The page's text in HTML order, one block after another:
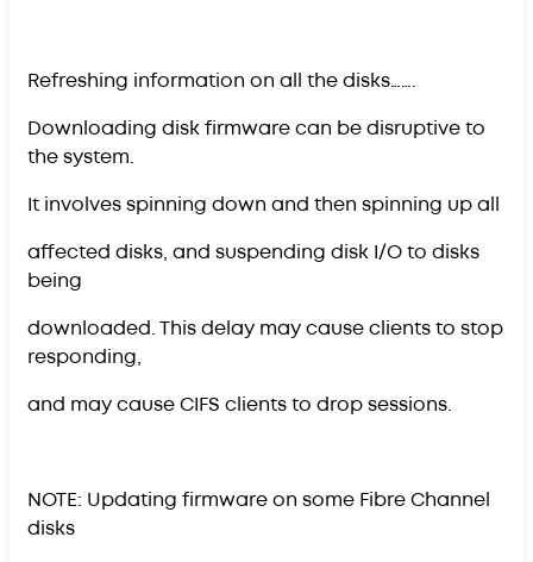
Refreshing information on all the disks…….
Downloading disk firmware can be disruptive to
the system.
It involves spinning down and then spinning up all
affected disks, and suspending disk I/O to disks
being
downloaded. This delay may cause clients to stop
responding,
and may cause CIFS clients to drop sessions.
NOTE: Updating firmware on some Fibre Channel
disks